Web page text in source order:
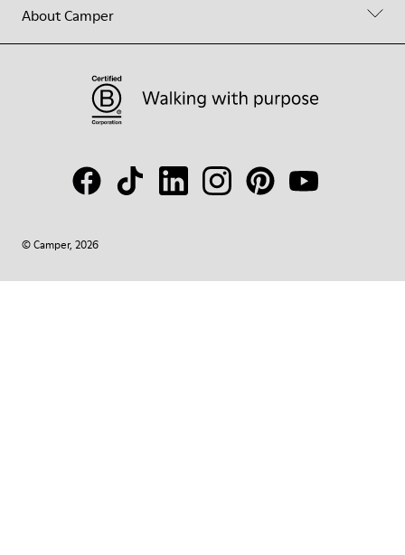
About Camper
© Camper, 2026